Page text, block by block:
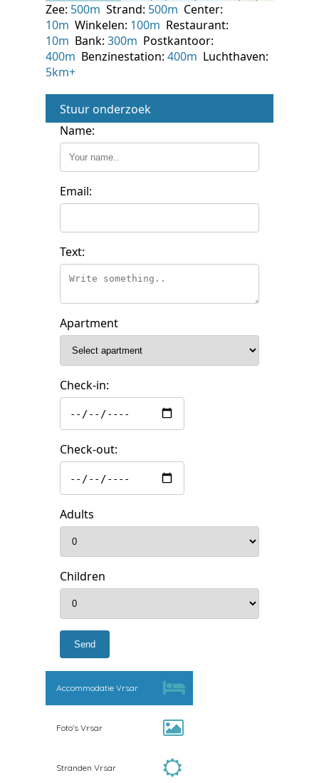
Zee: 500m Strand: 500m Center:
10m Winkelen: 100m Restaurant:
10m Bank: 300m Postkantoor:
400m Benzinestation: 400m Luchthaven:
5km+
Stuur onderzoek
Name:
Email:
Text:
Apartment
Check-in:
Check-out:
Adults
Children
Accommodatie Vrsar
Foto's Vrsar
Stranden Vrsar